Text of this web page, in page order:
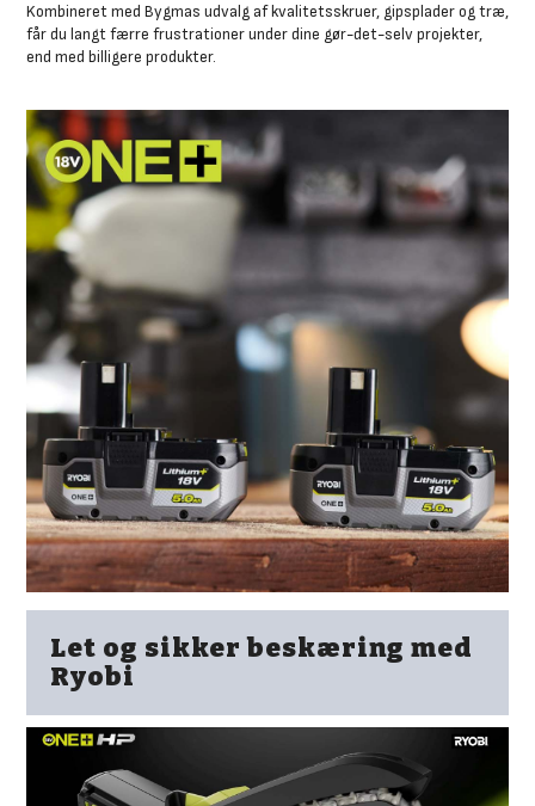
Kombineret med Bygmas udvalg af kvalitetsskruer, gipsplader og træ,
får du langt færre frustrationer under dine gør-det-selv projekter,
end med billigere produkter.
Let og sikker beskæring med
Ryobi